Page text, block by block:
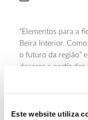
Este website utiliza
“Elementos para a
Beira Interior.
o futuro da região”
decorre a partir
ordenamento da